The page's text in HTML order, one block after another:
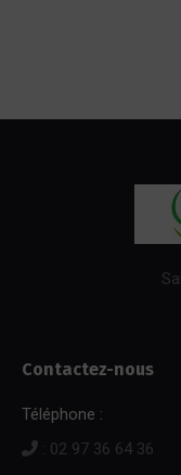
Contactez-nous
Téléphone :
: 02 97 36 64 36